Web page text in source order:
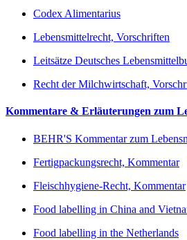
Codex Alimentarius
Lebensmittelrecht, Vorschriften
Leitsätze Deutsches
Recht der Milchwirtschaft,
Kommentare & Erläuterungen zum
BEHR'S Kommentar zum
Fertigpackungsrecht, Kommentar
Fleischhygiene-Recht, Kommentar
Food labelling in China and
Food labelling in the Netherlands